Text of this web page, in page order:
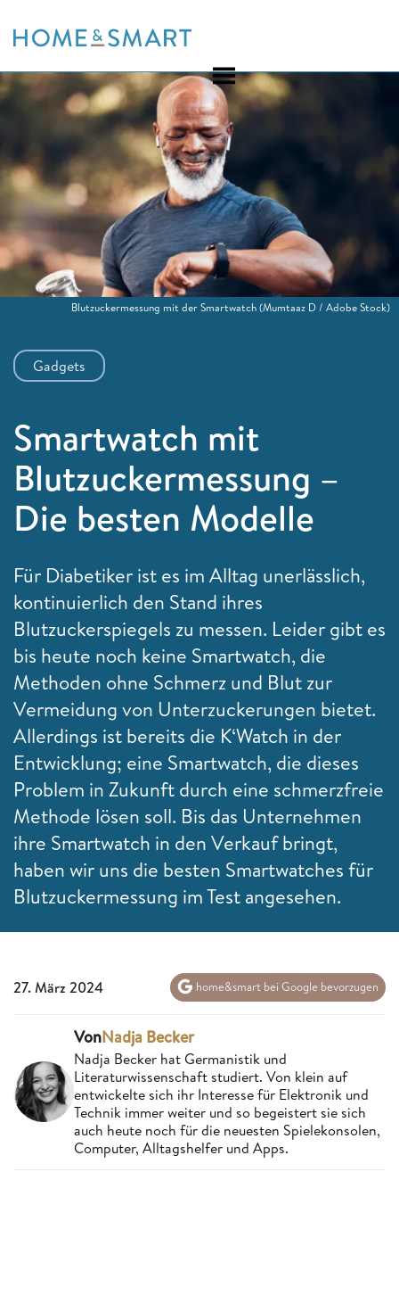
to
Gadgets
Smartwatch mit
Blutzuckermessung –
Die besten Modelle
Für Diabetiker ist es im Alltag unerlässlich,
kontinuierlich den Stand ihres
Blutzuckerspiegels zu messen. Leider gibt es
bis heute noch keine Smartwatch, die
Methoden ohne Schmerz und Blut zur
Vermeidung von Unterzuckerungen bietet.
Allerdings ist bereits die K‘Watch in der
Entwicklung; eine Smartwatch, die dieses
Problem in Zukunft durch eine schmerzfreie
Methode lösen soll. Bis das Unternehmen
ihre Smartwatch in den Verkauf bringt,
haben wir uns die besten Smartwatches für
Blutzuckermessung im Test angesehen.
Blutzuckermessung mit der Smartwatch(Mumtaaz D / Adobe Stock)
27. März 2024 home&smart bei Google bevorzugen
VonNadja Becker
Nadja Becker hat Germanistik und
Literaturwissenschaft studiert. Von klein auf
entwickelte sich ihr Interesse für Elektronik und
Technik immer weiter und so begeistert sie sich
auch heute noch für die neuesten Spielekonsolen,
Computer, Alltagshelfer und Apps.